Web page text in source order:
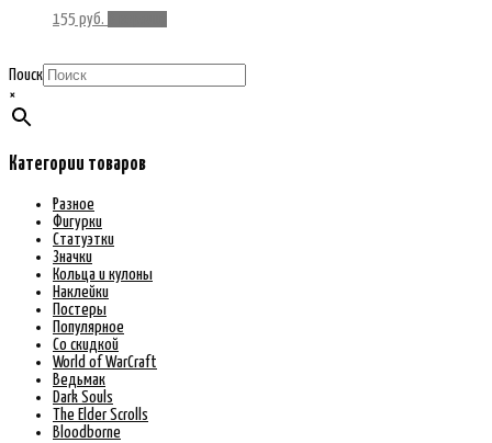
155 руб.
Поиск
×
Категории товаров
Разное
Фигурки
Статуэтки
Значки
Кольца и кулоны
Наклейки
Постеры
Популярное
Со скидкой
World of WarCraft
Ведьмак
Dark Souls
The Elder Scrolls
Bloodborne